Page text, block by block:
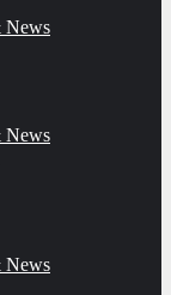
News
News
News